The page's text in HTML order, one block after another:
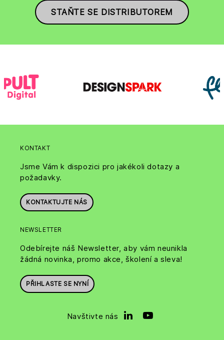
STAŇTE SE DISTRIBUTOREM
KONTAKT
Jsme Vám k dispozici pro jakékoli dotazy a
požadavky.
KONTAKTUJTE NÁS
NEWSLETTER
Odebírejte náš Newsletter, aby vám neunikla
žádná novinka, promo akce, školení a sleva!
PŘIHLASTE SE NYNÍ
Navštivte nás